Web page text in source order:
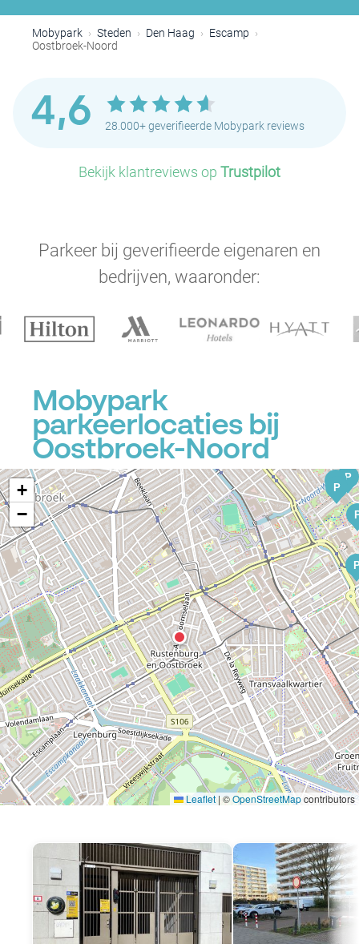
Mobypark Steden Den Haag
Escamp
Oostbroek-Noord
4,6 28.000+ geverifieerde Mobypark reviews
Bekijk klantreviews op Trustpilot
Parkeer bij geverifieerde eigenaren en
bedrijven, waaronder:
Mobypark
parkeerlocaties bij
Oostbroek-Noord
P
P P
P
P
P
+
−
Leaflet | ©OpenStreetMapcontributors